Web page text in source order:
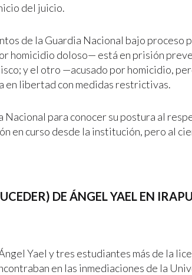
del juicio.
de la Guardia Nacional bajo proceso
homicidio doloso— está en prisión
y el otro —acusado por homicidio,
libertad con medidas restrictivas.
Nacional para conocer su postura al
en curso desde la institución, pero al
DE ÁNGEL YAEL EN
Yael y tres estudiantes más de la
en las inmediaciones de la